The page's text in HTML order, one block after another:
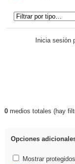
Inicia sesión
Resultados
0medios totales (hay
Opciones
Mostrar